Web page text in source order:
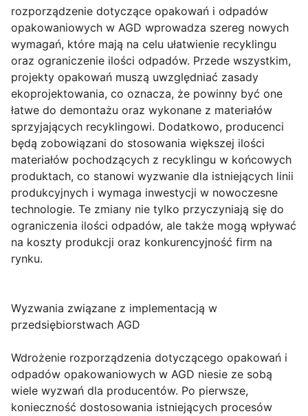
rozporządzenie dotyczące opakowań i odpadów
opakowaniowych w AGD wprowadza szereg nowych
wymagań, które mają na celu ułatwienie recyklingu
oraz ograniczenie ilości odpadów. Przede wszystkim,
projekty opakowań muszą uwzględniać zasady
ekoprojektowania, co oznacza, że powinny być one
łatwe do demontażu oraz wykonane z materiałów
sprzyjających recyklingowi. Dodatkowo, producenci
będą zobowiązani do stosowania większej ilości
materiałów pochodzących z recyklingu w końcowych
produktach, co stanowi wyzwanie dla istniejących linii
produkcyjnych i wymaga inwestycji w nowoczesne
technologie. Te zmiany nie tylko przyczyniają się do
ograniczenia ilości odpadów, ale także mogą wpływać
na koszty produkcji oraz konkurencyjność firm na
rynku.
Wyzwania związane z implementacją w
przedsiębiorstwach AGD
Wdrożenie rozporządzenia dotyczącego opakowań i
odpadów opakowaniowych w AGD niesie ze sobą
wiele wyzwań dla producentów. Po pierwsze,
konieczność dostosowania istniejących procesów